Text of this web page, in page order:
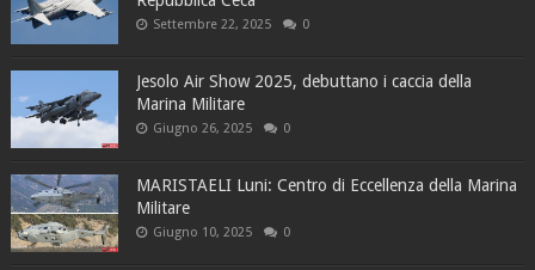
Settembre 22, 2025 0
Jesolo Air Show 2025, debuttano i caccia della
Marina Militare
Giugno 26, 2025 0
MARISTAELI Luni: Centro di Eccellenza della Marina
Militare
Giugno 10, 2025 0